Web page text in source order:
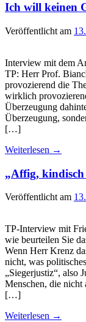
Ich will keinen
Veröffentlicht am
Interview mit dem
TP: Herr Prof.
provozierend die
wirklich
Überzeugung
Überzeugung,
[…]
Weiterlesen →
„Affig,
Veröffentlicht am
TP-Interview mit
wie beurteilen Sie
Wenn Herr Krenz
nicht, was
„Siegerjustiz“, also
Menschen, die nicht
[…]
Weiterlesen →